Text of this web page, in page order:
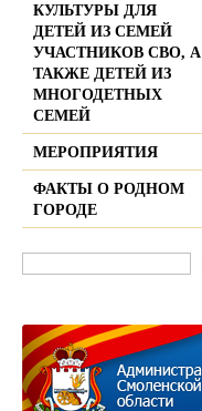
КУЛЬТУРЫ ДЛЯ
ДЕТЕЙ ИЗ СЕМЕЙ
УЧАСТНИКОВ СВО, А
ТАКЖЕ ДЕТЕЙ ИЗ
МНОГОДЕТНЫХ
СЕМЕЙ
МЕРОПРИЯТИЯ
ФАКТЫ О РОДНОМ
ГОРОДЕ